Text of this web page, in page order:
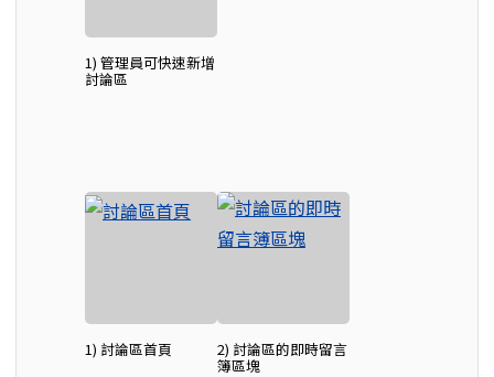
1) 管理員可快速新增
討論區
1) 討論區首頁 2) 討論區的即時留言
簿區塊